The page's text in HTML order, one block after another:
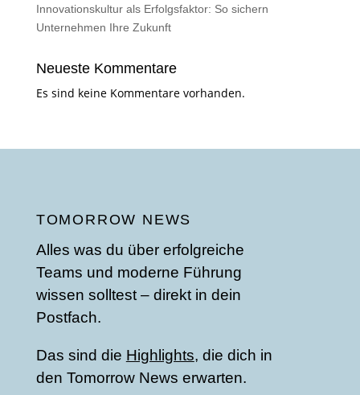
Innovationskultur als Erfolgsfaktor: So sichern
Unternehmen Ihre Zukunft
Neueste Kommentare
Es sind keine Kommentare vorhanden.
TOMORROW NEWS
Alles was du über erfolgreiche
Teams und moderne Führung
wissen solltest – direkt in dein
Postfach.
Das sind die Highlights, die dich in
den Tomorrow News erwarten.